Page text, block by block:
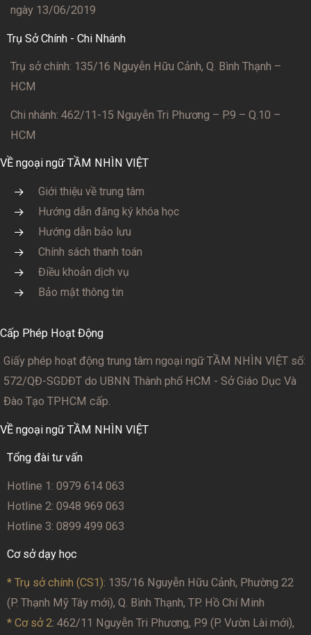
ngày 13/06/2019
Trụ Sở Chính - Chi Nhánh
Trụ sở chính: 135/16 Nguyễn Hữu Cảnh, Q. Bình Thạnh –
HCM
Chi nhánh: 462/11-15 Nguyễn Tri Phương – P.9 – Q.10 –
HCM
VỀ ngoại ngữ TẦM NHÌN VIỆT
Giới thiệu về trung tâm
Hướng dẫn đăng ký khóa học
Hướng dẫn bảo lưu
Chính sách thanh toán
Điều khoản dịch vụ
Bảo mật thông tin
Cấp Phép Hoạt Động
Giấy phép hoạt động trung tâm ngoại ngữ TẦM NHÌN VIỆT số:
572/QĐ-SGDĐT do UBNN Thành phố HCM - Sở Giáo Dục Và
Đào Tạo TPHCM cấp.
VỀ ngoại ngữ TẦM NHÌN VIỆT
Tổng đài tư vấn
Hotline 1: 0979 614 063
Hotline 2: 0948 969 063
Hotline 3: 0899 499 063
Cơ sở dạy học
* Trụ sở chính (CS1): 135/16 Nguyễn Hữu Cảnh, Phường 22
(P. Thạnh Mỹ Tây mới), Q. Bình Thạnh, TP. Hồ Chí Minh
* Cơ sở 2: 462/11 Nguyễn Tri Phương, P.9 (P. Vườn Lài mới),